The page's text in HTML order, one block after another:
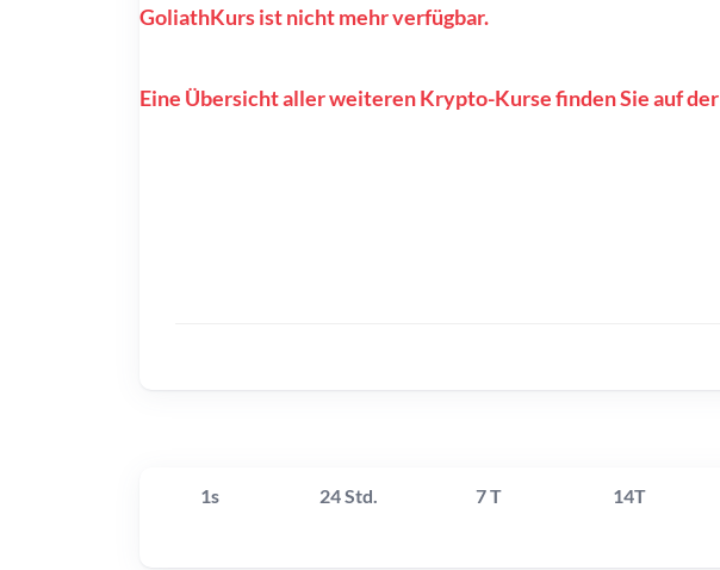
GoliathKurs ist nicht mehr verfügbar.
Eine Übersicht aller weiteren Krypto-Kurse finden Sie auf der
1s 24 Std. 7 T 14T